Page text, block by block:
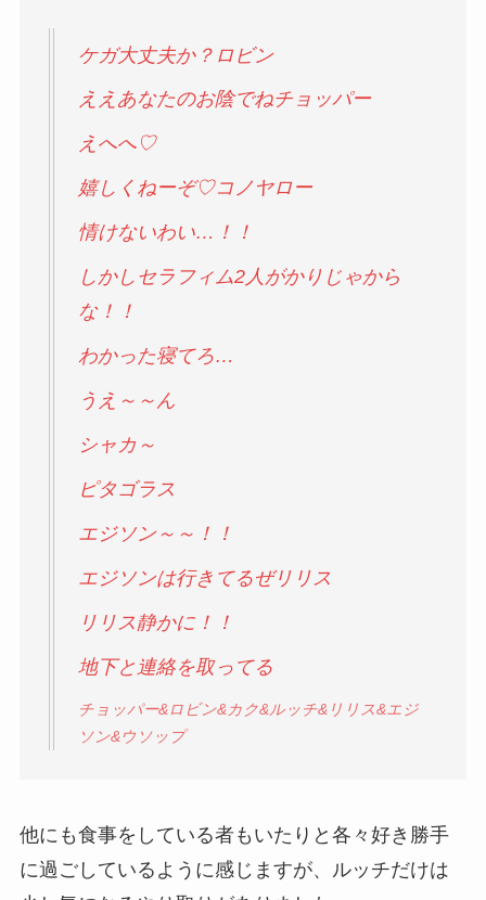
ケガ大丈夫か？ロビン
ええあなたのお陰でねチョッパー
えへへ♡
嬉しくねーぞ♡コノヤロー
情けないわい…！！
しかしセラフィム2人がかりじゃから
な！！
わかった寝てろ…
うえ～～ん
シャカ～
ピタゴラス
エジソン～～！！
エジソンは行きてるぜリリス
リリス静かに！！
地下と連絡を取ってる
チョッパー&ロビン&カク&ルッチ&リリス&エジ
ソン&ウソップ
他にも食事をしている者もいたりと各々好き勝手
に過ごしているように感じますが、ルッチだけは